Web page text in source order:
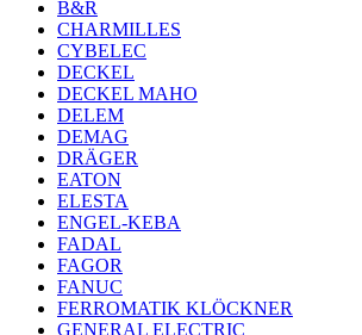
B&R
CHARMILLES
CYBELEC
DECKEL
DECKEL MAHO
DELEM
DEMAG
DRÄGER
EATON
ELESTA
ENGEL-KEBA
FADAL
FAGOR
FANUC
FERROMATIK KLÖCKNER
GENERAL ELECTRIC